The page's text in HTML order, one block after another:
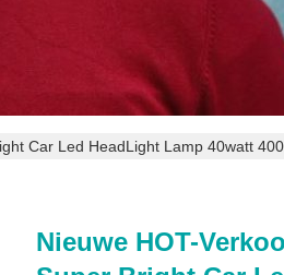
Car Led HeadLight Lamp 40watt
Nieuwe HOT-